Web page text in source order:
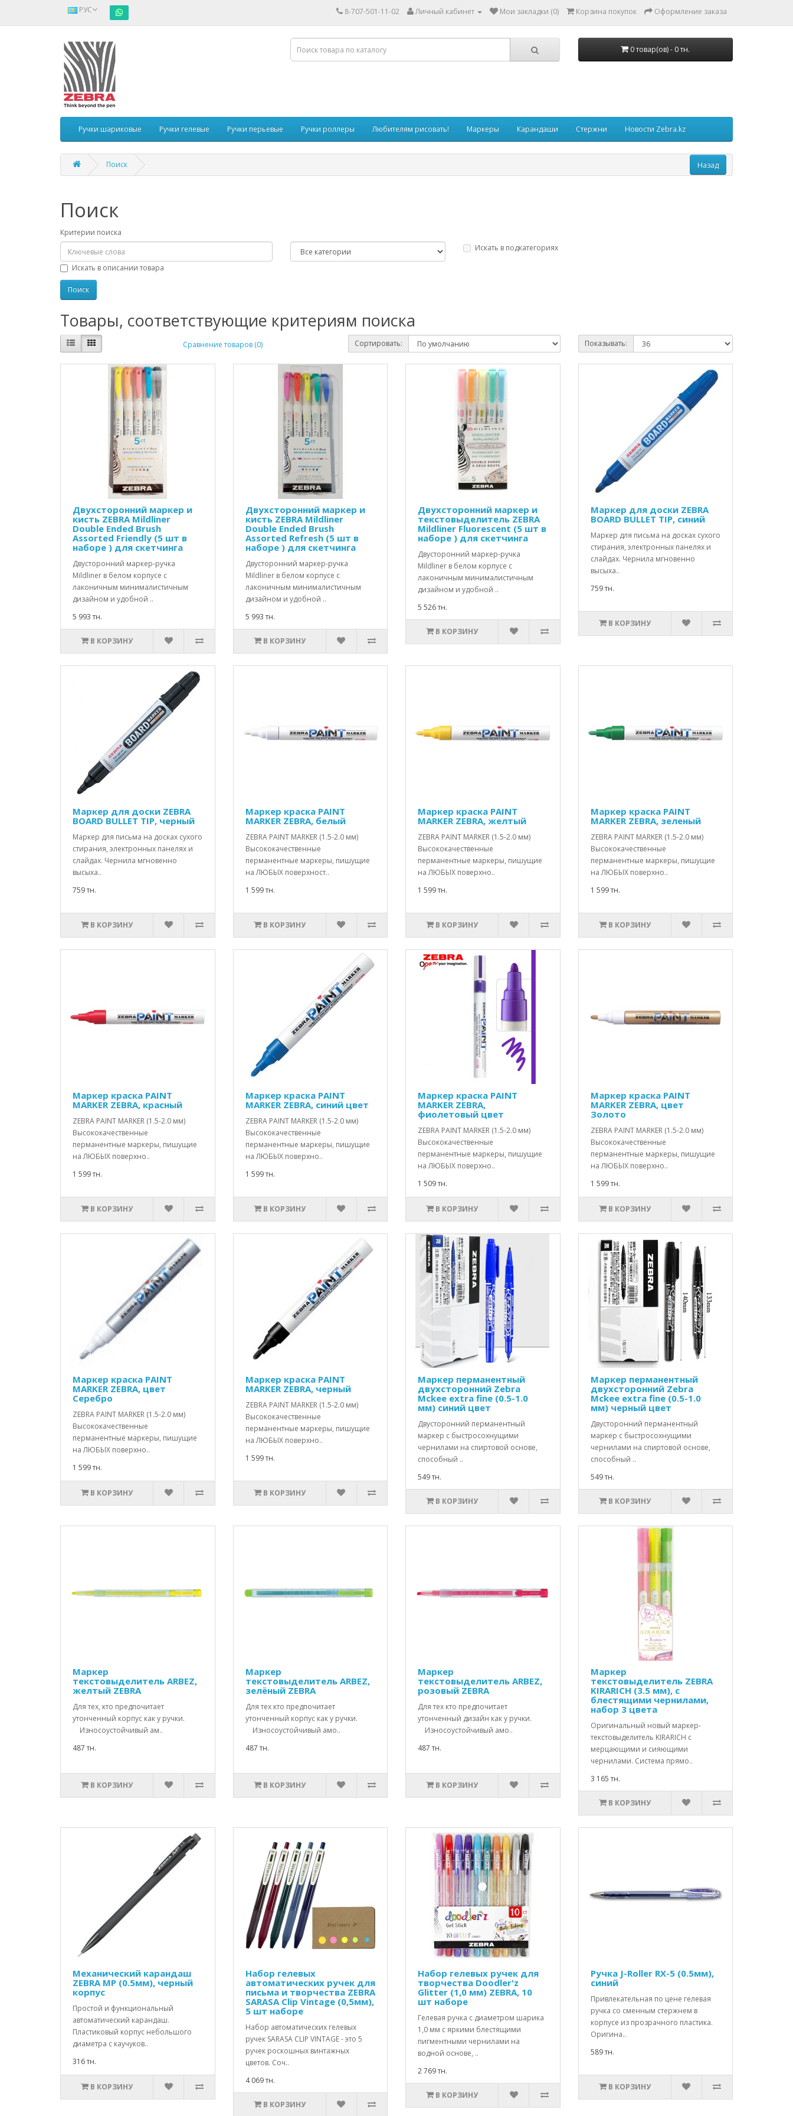
РУС 8-707-501-11-02 Личный кабинет Мои закладки (0) Корзина покупок Оформление заказа
0 товар(ов) - 0 тн.
Ручки шариковые Ручки гелевые Ручки перьевые Ручки роллеры Любителям рисовать! Маркеры Карандаши Стержни Новости Zebra.kz
Поиск
Поиск
Критерии поиска
Искать в подкатегориях
Искать в описании товара
Товары, соответствующие критериям поиска
Сравнение товаров (0) Сортировать: Показывать:
Двухсторонний маркер и
кисть ZEBRA Mildliner
Double Ended Brush
Assorted Friendly (5 шт в
наборе ) для скетчинга
Двусторонний маркер-ручка
Mildliner в белом корпусе с
лаконичным минималистичным
дизайном и удобной ..
5 993 тн.
В КОРЗИНУ
Двухсторонний маркер и
кисть ZEBRA Mildliner
Double Ended Brush
Assorted Refresh (5 шт в
наборе ) для скетчинга
Двусторонний маркер-ручка
Mildliner в белом корпусе с
лаконичным минималистичным
дизайном и удобной ..
5 993 тн.
В КОРЗИНУ
Двухсторонний маркер и
текстовыделитель ZEBRA
Mildliner Fluorescent (5 шт в
наборе ) для скетчинга
Двусторонний маркер-ручка
Mildliner в белом корпусе с
лаконичным минималистичным
дизайном и удобной ..
5 526 тн.
В КОРЗИНУ
Маркер для доски ZEBRA
BOARD BULLET TIP, синий
Маркер для письма на досках сухого
стирания, электронных панелях и
слайдах. Чернила мгновенно
высыха..
759 тн.
В КОРЗИНУ
Маркер для доски ZEBRA
BOARD BULLET TIP, черный
Маркер для письма на досках сухого
стирания, электронных панелях и
слайдах. Чернила мгновенно
высыха..
759 тн.
В КОРЗИНУ
Маркер краска PAINT
MARKER ZEBRA, белый
ZEBRA PAINT MARKER (1.5-2.0 мм)
Высококачественные
перманентные маркеры, пишущие
на ЛЮБЫХ поверхност..
1 599 тн.
В КОРЗИНУ
Маркер краска PAINT
MARKER ZEBRA, желтый
ZEBRA PAINT MARKER (1.5-2.0 мм)
Высококачественные
перманентные маркеры, пишущие
на ЛЮБЫХ поверхно..
1 599 тн.
В КОРЗИНУ
Маркер краска PAINT
MARKER ZEBRA, зеленый
ZEBRA PAINT MARKER (1.5-2.0 мм)
Высококачественные
перманентные маркеры, пишущие
на ЛЮБЫХ поверхно..
1 599 тн.
В КОРЗИНУ
Маркер краска PAINT
MARKER ZEBRA, красный
ZEBRA PAINT MARKER (1.5-2.0 мм)
Высококачественные
перманентные маркеры, пишущие
на ЛЮБЫХ поверхно..
1 599 тн.
В КОРЗИНУ
Маркер краска PAINT
MARKER ZEBRA, синий цвет
ZEBRA PAINT MARKER (1.5-2.0 мм)
Высококачественные
перманентные маркеры, пишущие
на ЛЮБЫХ поверхно..
1 599 тн.
В КОРЗИНУ
Маркер краска PAINT
MARKER ZEBRA,
фиолетовый цвет
ZEBRA PAINT MARKER (1.5-2.0 мм)
Высококачественные
перманентные маркеры, пишущие
на ЛЮБЫХ поверхно..
1 509 тн.
В КОРЗИНУ
Маркер краска PAINT
MARKER ZEBRA, цвет
Золото
ZEBRA PAINT MARKER (1.5-2.0 мм)
Высококачественные
перманентные маркеры, пишущие
на ЛЮБЫХ поверхно..
1 599 тн.
В КОРЗИНУ
Маркер краска PAINT
MARKER ZEBRA, цвет
Серебро
ZEBRA PAINT MARKER (1.5-2.0 мм)
Высококачественные
перманентные маркеры, пишущие
на ЛЮБЫХ поверхно..
1 599 тн.
В КОРЗИНУ
Маркер краска PAINT
MARKER ZEBRA, черный
ZEBRA PAINT MARKER (1.5-2.0 мм)
Высококачественные
перманентные маркеры, пишущие
на ЛЮБЫХ поверхно..
1 599 тн.
В КОРЗИНУ
Маркер перманентный
двухсторонний Zebra
Mckee extra fine (0.5-1.0
мм) синий цвет
Двусторонний перманентный
маркер с быстросохнущими
чернилами на спиртовой основе,
способный ..
549 тн.
В КОРЗИНУ
Маркер перманентный
двухсторонний Zebra
Mckee extra fine (0.5-1.0
мм) черный цвет
Двусторонний перманентный
маркер с быстросохнущими
чернилами на спиртовой основе,
способный ..
549 тн.
В КОРЗИНУ
Маркер
текстовыделитель ARBEZ,
желтый ZEBRA
Для тех, кто предпочитает
утонченный корпус как у ручки.
Износоустойчивый ам..
487 тн.
В КОРЗИНУ
Маркер
текстовыделитель ARBEZ,
зелёный ZEBRA
Для тех кто предпочитает
утонченный корпус как у ручки.
Износоустойчивый амо..
487 тн.
В КОРЗИНУ
Маркер
текстовыделитель ARBEZ,
розовый ZEBRA
Для тех кто предпочитает
утонченный дизайн как у ручки.
Износоустойчивый амо..
487 тн.
В КОРЗИНУ
Маркер
текстовыделитель ZEBRA
KIRARICH (3.5 мм), с
блестящими чернилами,
набор 3 цвета
Оригинальный новый маркер-
текстовыделитель KIRARICH с
мерцающими и сияющими
чернилами. Система прямо..
3 165 тн.
В КОРЗИНУ
Механический карандаш
ZEBRA МР (0.5мм), черный
корпус
Простой и функциональный
автоматический карандаш.
Пластиковый корпус небольшого
диаметра с каучуков..
316 тн.
В КОРЗИНУ
Набор гелевых
автоматических ручек для
письма и творчества ZEBRA
SARASA Clip Vintage (0,5мм),
5 шт наборе
Набор автоматических гелевых
ручек SARASA CLIP VINTAGE - это 5
ручек роскошных винтажных
цветов. Соч..
4 069 тн.
В КОРЗИНУ
Набор гелевых ручек для
творчества Doodler'z
Glitter (1,0 мм) ZEBRA, 10
шт наборе
Гелевая ручка с диаметром шарика
1,0 мм с яркими блестящими
пигментными чернилами на
водной основе, ..
2 769 тн.
В КОРЗИНУ
Ручка J-Roller RX-5 (0.5мм),
синий
Привлекательная по цене гелевая
ручка со сменным стержнем в
корпусе из прозрачного пластика.
Оригина..
589 тн.
В КОРЗИНУ